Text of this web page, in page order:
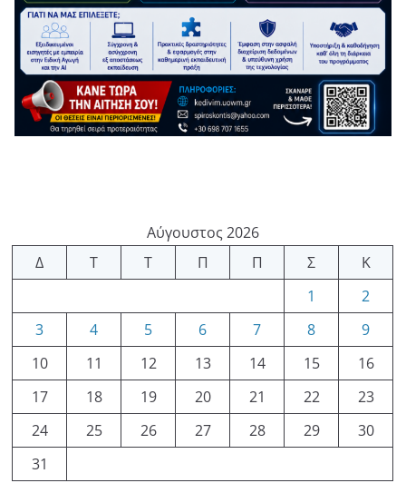
Αύγουστος 2026
Δ
Τ Τ Π Π Σ
Κ
1
2
3
4 5 6 7 8
9
10
11 12 13 14 15
16
17
18 19 20 21 22
23
24
25 26 27 28 29
30
31